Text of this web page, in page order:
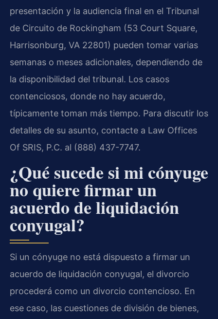
presentación y la audiencia final en el Tribunal
de Circuito de Rockingham (53 Court Square,
Harrisonburg, VA 22801) pueden tomar varias
semanas o meses adicionales, dependiendo de
la disponibilidad del tribunal. Los casos
contenciosos, donde no hay acuerdo,
típicamente toman más tiempo. Para discutir los
detalles de su asunto, contacte a Law Offices
Of SRIS, P.C. al (888) 437-7747.
¿Qué sucede si mi cónyuge
no quiere firmar un
acuerdo de liquidación
conyugal?
Si un cónyuge no está dispuesto a firmar un
acuerdo de liquidación conyugal, el divorcio
procederá como un divorcio contencioso. En
ese caso, las cuestiones de división de bienes,